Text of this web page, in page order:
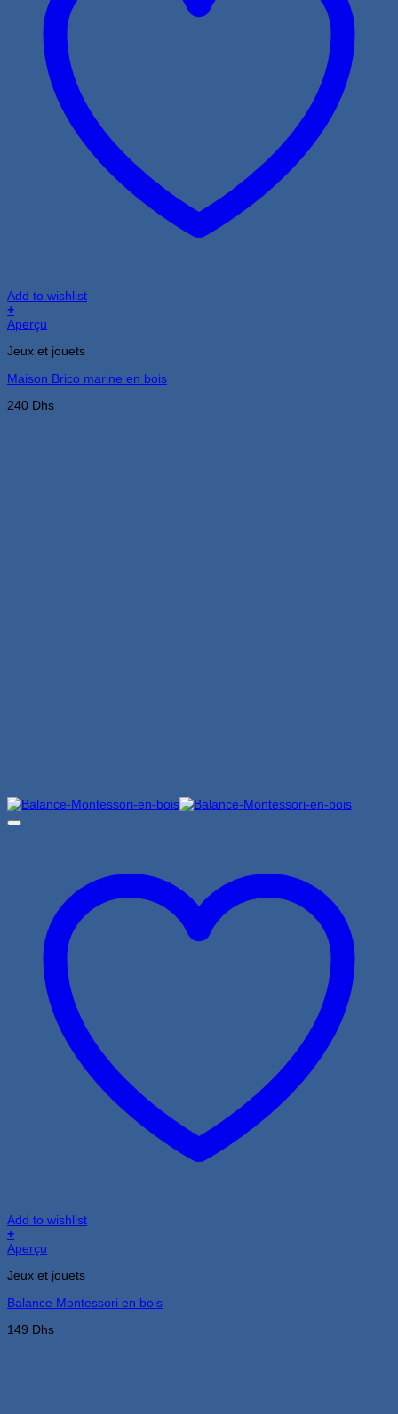
Add to wishlist
+
Aperçu
Jeux et jouets
Maison Brico marine en bois
240 Dhs
Add to wishlist
+
Aperçu
Jeux et jouets
Balance Montessori en bois
149 Dhs